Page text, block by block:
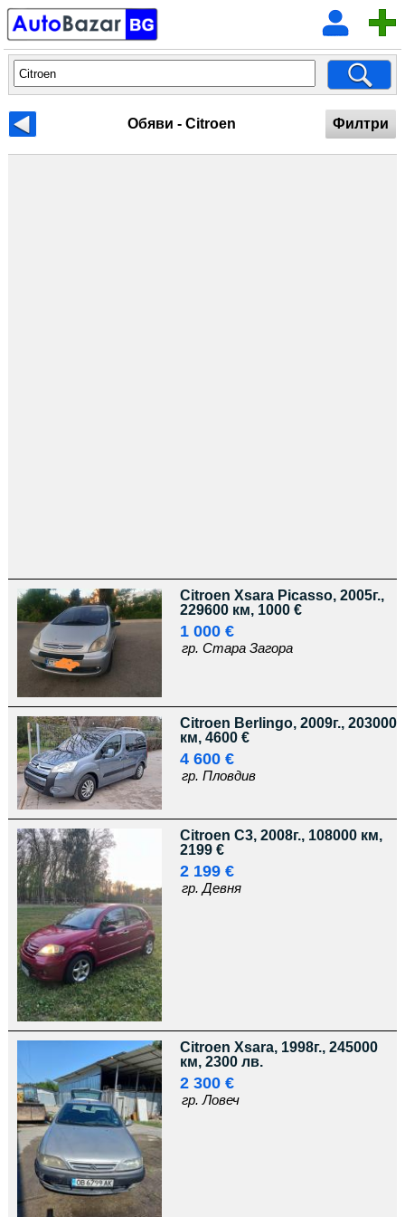
Обяви - Citroen Филтри
Citroen Xsara Picasso, 2005г.,
229600 км, 1000 €
1 000 €
гр. Стара Загора
Citroen Berlingo, 2009г., 203000
км, 4600 €
4 600 €
гр. Пловдив
Citroen C3, 2008г., 108000 км,
2199 €
2 199 €
гр. Девня
Citroen Xsara, 1998г., 245000
км, 2300 лв.
2 300 €
гр. Ловеч